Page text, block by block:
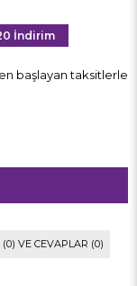
İndirim
başlayan taksitlerle
(0) VE CEVAPLAR (0)